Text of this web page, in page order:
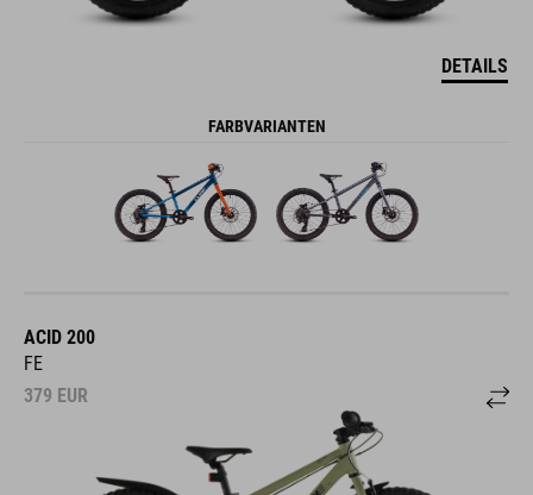
DETAILS
FARBVARIANTEN
ACID 200
FE
379 EUR